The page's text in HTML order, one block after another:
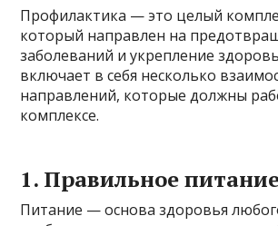
Профилактика — это целый
который направлен на
заболеваний и укрепление
включает в себя несколько
направлений, которые должны
комплексе.
1. Правильное
Питание — основа здоровья